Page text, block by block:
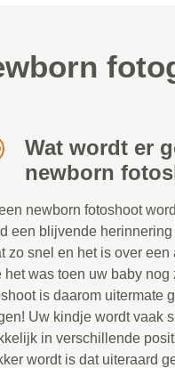
Wat wordt er
newborn
newborn fotoshoot
een blijvende
zo snel en het is over
het was toen uw baby
is daarom uitermate
Uw kindje wordt vaak
in verschillende
wordt is dat uiteraard